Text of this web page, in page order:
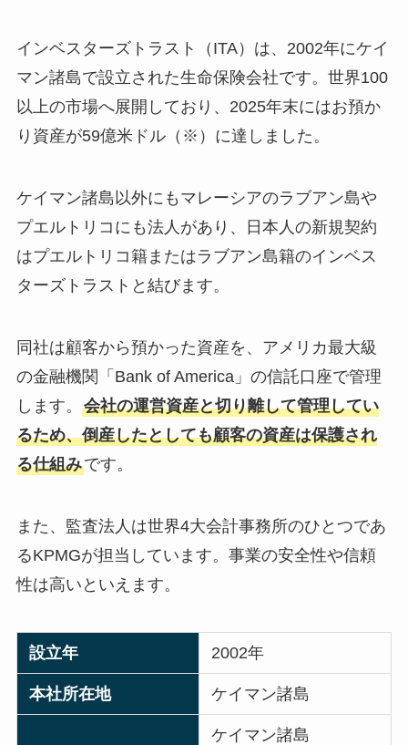
インベスターズトラスト（ITA）は、2002年にケイ
マン諸島で設立された生命保険会社です。世界100
以上の市場へ展開しており、2025年末にはお預か
り資産が59億米ドル（※）に達しました。
ケイマン諸島以外にもマレーシアのラブアン島や
プエルトリコにも法人があり、日本人の新規契約
はプエルトリコ籍またはラブアン島籍のインベス
ターズトラストと結びます。
同社は顧客から預かった資産を、アメリカ最大級
の金融機関「Bank of America」の信託口座で管理
します。 会社の運営資産と切り離して管理してい
るため、倒産したとしても顧客の資産は保護され
る仕組みです。
また、監査法人は世界4大会計事務所のひとつであ
るKPMGが担当しています。事業の安全性や信頼
性は高いといえます。
設立年 2002年
本社所在地 ケイマン諸島
ケイマン諸島